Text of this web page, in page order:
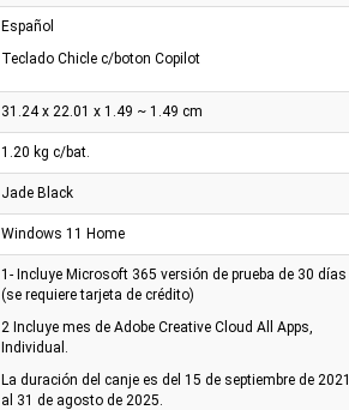
Español
Teclado Chicle c/boton Copilot
31.24 x 22.01 x 1.49 ~ 1.49 cm
1.20 kg c/bat.
Jade Black
Windows 11 Home
1- Incluye Microsoft 365 versión de prueba de 30 días
(se requiere tarjeta de crédito)
2 Incluye mes de Adobe Creative Cloud All Apps,
Individual.
La duración del canje es del 15 de septiembre de 2021
al 31 de agosto de 2025.